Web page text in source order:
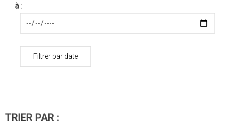
à :
Filtrer par date
TRIER PAR :